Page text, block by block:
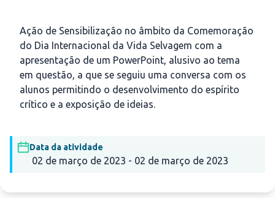
Ação de Sensibilização no âmbito da Comemoração
do Dia Internacional da Vida Selvagem com a
apresentação de um PowerPoint, alusivo ao tema
em questão, a que se seguiu uma conversa com os
alunos permitindo o desenvolvimento do espírito
crítico e a exposição de ideias.
Data da atividade
02 de março de 2023 - 02 de março de 2023